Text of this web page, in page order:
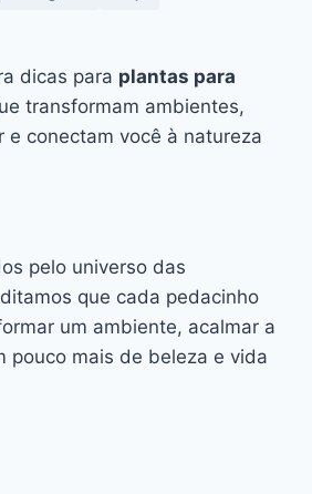
dicas para plantas para
transformam ambientes,
conectam você à natureza
pelo universo das
que cada pedacinho
um ambiente, acalmar a
pouco mais de beleza e vida